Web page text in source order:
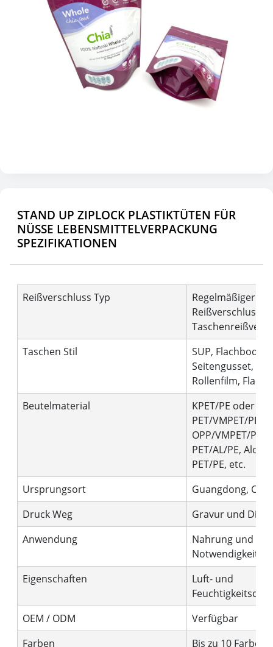
STAND UP ZIPLOCK PLASTIKTÜTEN FÜR
NÜSSE LEBENSMITTELVERPACKUNG
SPEZIFIKATIONEN
Reißverschluss Typ
Regelmäßiger
Reißverschluss,
Taschen Stil
SUP, Flachboden,
Seitengusset,
Rollenfilm,
Beutelmaterial
KPET/PE oder
PET/VMPET/PE
OPP/VMPET/PE
PET/AL/PE, Alox
PET/PE, etc.
Ursprungsort
Guangdong,
Druck Weg
Gravur und
Anwendung
Nahrung und
Notwendigkeiten
Eigenschaften
Luft- und
OEM / ODM
Verfügbar
Farben
Bis zu 10 Farben